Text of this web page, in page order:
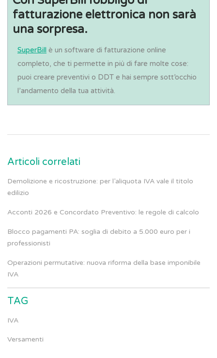
fatturazione elettronica non sarà
una sorpresa.
SuperBill
è un software di fatturazione online
completo, che ti permette in più di fare molte cose:
puoi creare preventivi o DDT e hai sempre sott’occhio
l’andamento della tua attività.
Articoli correlati
Demolizione e ricostruzione: per l’aliquota IVA vale il titolo
edilizio
Acconti 2026 e Concordato Preventivo: le regole di calcolo
Blocco pagamenti PA: soglia di debito a 5.000 euro per i
professionisti
Operazioni permutative: nuova riforma della base imponibile
IVA
TAG
IVA
Versamenti